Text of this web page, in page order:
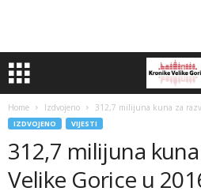
Home Izdvojeno 312,7 milijuna kuna za
IZDVOJENO VIJESTI
312,7 milijuna
Velike Gorice u